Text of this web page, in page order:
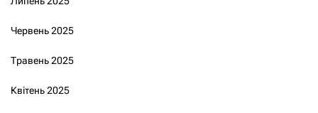
Червень 2025
Травень 2025
Квітень 2025